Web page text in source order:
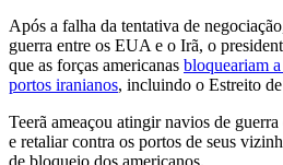
Após a falha da tentativa de
guerra entre os EUA e o Irã, o
que as forças americanas bloqueariam
portos iranianos, incluindo o Estreito
Teerã ameaçou atingir navios de guerra
e retaliar contra os portos de seus
de bloqueio dos americanos.